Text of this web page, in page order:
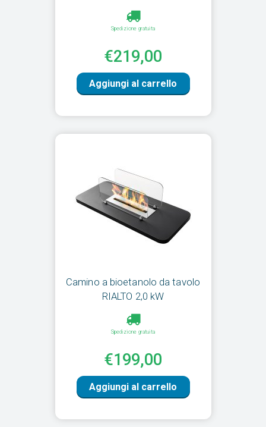
Spedizione gratuita
€219,00
Aggiungi al carrello
Camino a bioetanolo da tavolo
RIALTO 2,0 kW
Spedizione gratuita
€199,00
Aggiungi al carrello